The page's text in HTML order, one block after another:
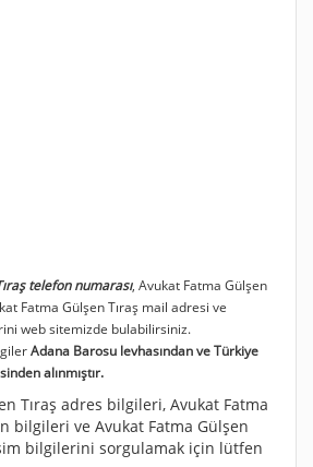
telefon numarası, Avukat Fatma Gülşen
Fatma Gülşen Tıraş mail adresi ve
web sitemizde bulabilirsiniz.
Adana Barosu levhasından ve Türkiye
alınmıştır.
Tıraş adres bilgileri, Avukat Fatma
bilgileri ve Avukat Fatma Gülşen
bilgilerini sorgulamak için lütfen